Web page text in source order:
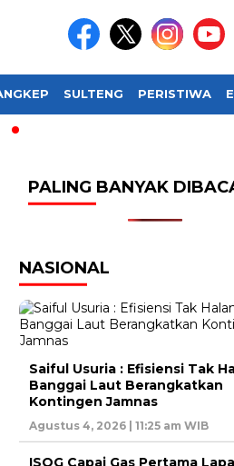
SULTENG PERISTIWA
PALING BANYAK
NASIONAL
Saiful Usuria : Efisiensi Tak
Banggai Laut Berangkatkan
Kontingen Jamnas
Agustus 4, 2026 | 11:25 am WIB
ISOG Capai Gas Pertama